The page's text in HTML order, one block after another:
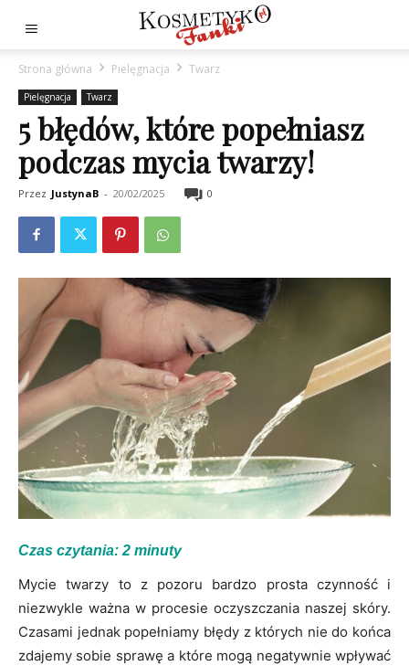
Strona główna Pielęgnacja Twarz
Pielęgnacja Twarz
5 błędów, które popełniasz
podczas mycia twarzy!
Przez JustynaB - 20/02/2025 0
Czas czytania: 2 minuty
Mycie twarzy to z pozoru bardzo prosta czynność i
niezwykle ważna w procesie oczyszczania naszej skóry.
Czasami jednak popełniamy błędy z których nie do końca
zdajemy sobie sprawę a które mogą negatywnie wpływać